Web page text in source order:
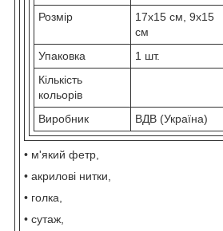
Розмір
17х15 см, 9х15
см
Упаковка
1 шт.
Кількість
кольорів
Виробник
ВДВ (Україна)
• м'який фетр,
• акрилові нитки,
• голка,
• сутаж,